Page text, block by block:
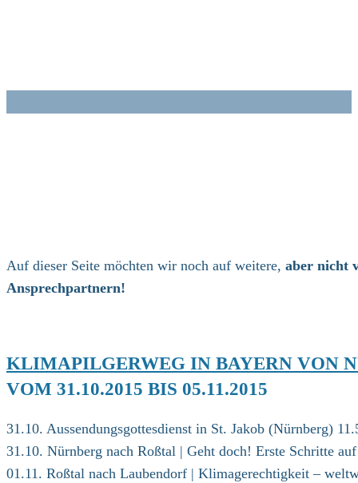
Auf dieser Seite möchten wir noch auf weitere, aber nicht
Ansprechpartnern!
KLIMAPILGERWEG IN BAYERN VON
VOM 31.10.2015 BIS 05.11.2015
31.10. Aussendungsgottesdienst in St. Jakob (Nürnberg)
31.10. Nürnberg nach Roßtal | Geht doch! Erste Schritte
01.11. Roßtal nach Laubendorf | Klimagerechtigkeit –